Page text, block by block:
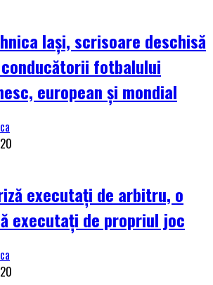
Iași, scrisoare deschisă
fotbalului
european și mondial
executați de arbitru, o
executați de propriul joc